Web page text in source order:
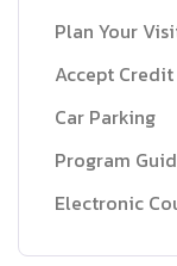
Plan Your
Accept
Car Parking
Program
Electronic